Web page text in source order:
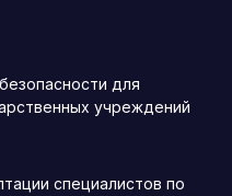
для
учреждений
специалистов по